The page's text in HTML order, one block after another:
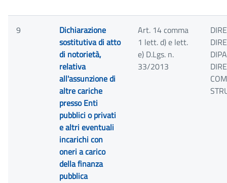
9
Dichiarazione
sostitutiva di atto
di notorietà,
relativa
all'assunzione di
altre cariche
presso Enti
pubblici o privati
e altri eventuali
incarichi con
oneri a carico
della finanza
pubblica
Art. 14 comma
1 lett. d) e lett.
e) D.Lgs. n.
33/2013